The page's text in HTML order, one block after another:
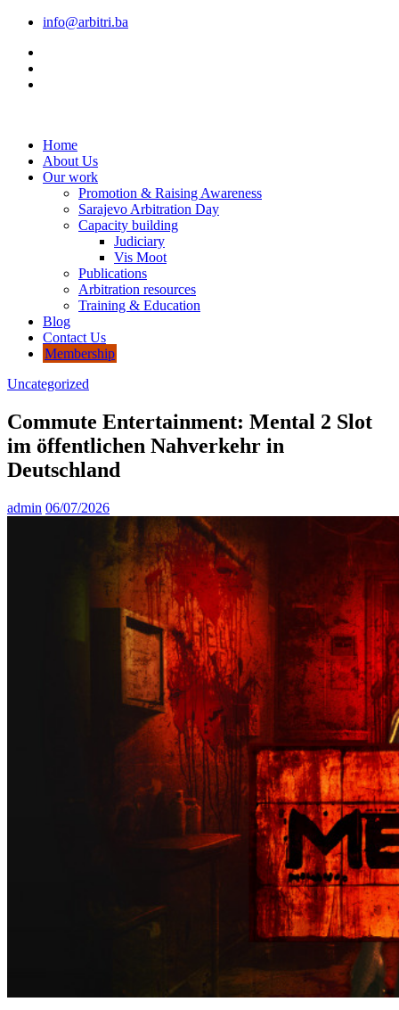
info@arbitri.ba
Home
About Us
Our work
Promotion & Raising Awareness
Sarajevo Arbitration Day
Capacity building
Judiciary
Vis Moot
Publications
Arbitration resources
Training & Education
Blog
Contact Us
Membership
Uncategorized
Commute Entertainment: Mental 2 Slot
im öffentlichen Nahverkehr in
Deutschland
admin 06/07/2026